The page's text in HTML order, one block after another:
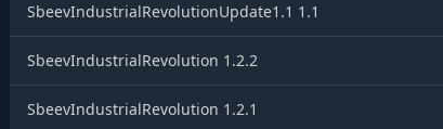
SbeevIndustrialRevolutionUpdate1.1 1.1
SbeevIndustrialRevolution 1.2.2
SbeevIndustrialRevolution 1.2.1